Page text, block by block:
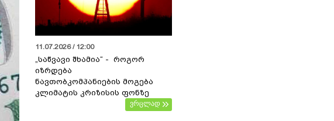
11.07.2026 / 12:00
„საწვავი შხამია“ - როგორ
იზრდება
ნავთობკომპანიების მოგება
კლიმატის კრიზისის ფონზე
ვრცლად